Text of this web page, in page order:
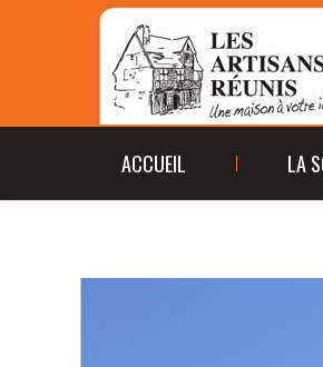
ACCUEIL LA